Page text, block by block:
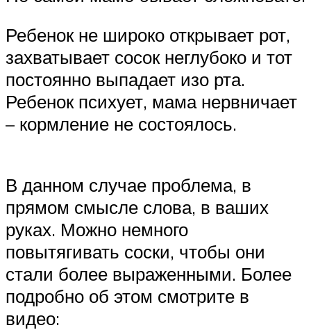
Ребенок не широко открывает рот,
захватывает сосок неглубоко и тот
постоянно выпадает изо рта.
Ребенок психует, мама нервничает
– кормление не состоялось.
В данном случае проблема, в
прямом смысле слова, в ваших
руках. Можно немного
повытягивать соски, чтобы они
стали более выраженными. Более
подробно об этом смотрите в
видео: